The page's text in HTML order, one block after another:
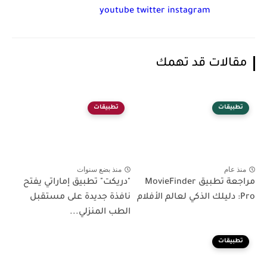
youtube twitter instagram
مقالات قد تهمك
تطبيقات
منذ عام
مراجعة تطبيق MovieFinder
Pro: دليلك الذكي لعالم الأفلام
تطبيقات
منذ بضع سنوات
"دريكت" تطبيق إماراتي يفتح
نافذة جديدة على مستقبل
الطب المنزلي...
تطبيقات